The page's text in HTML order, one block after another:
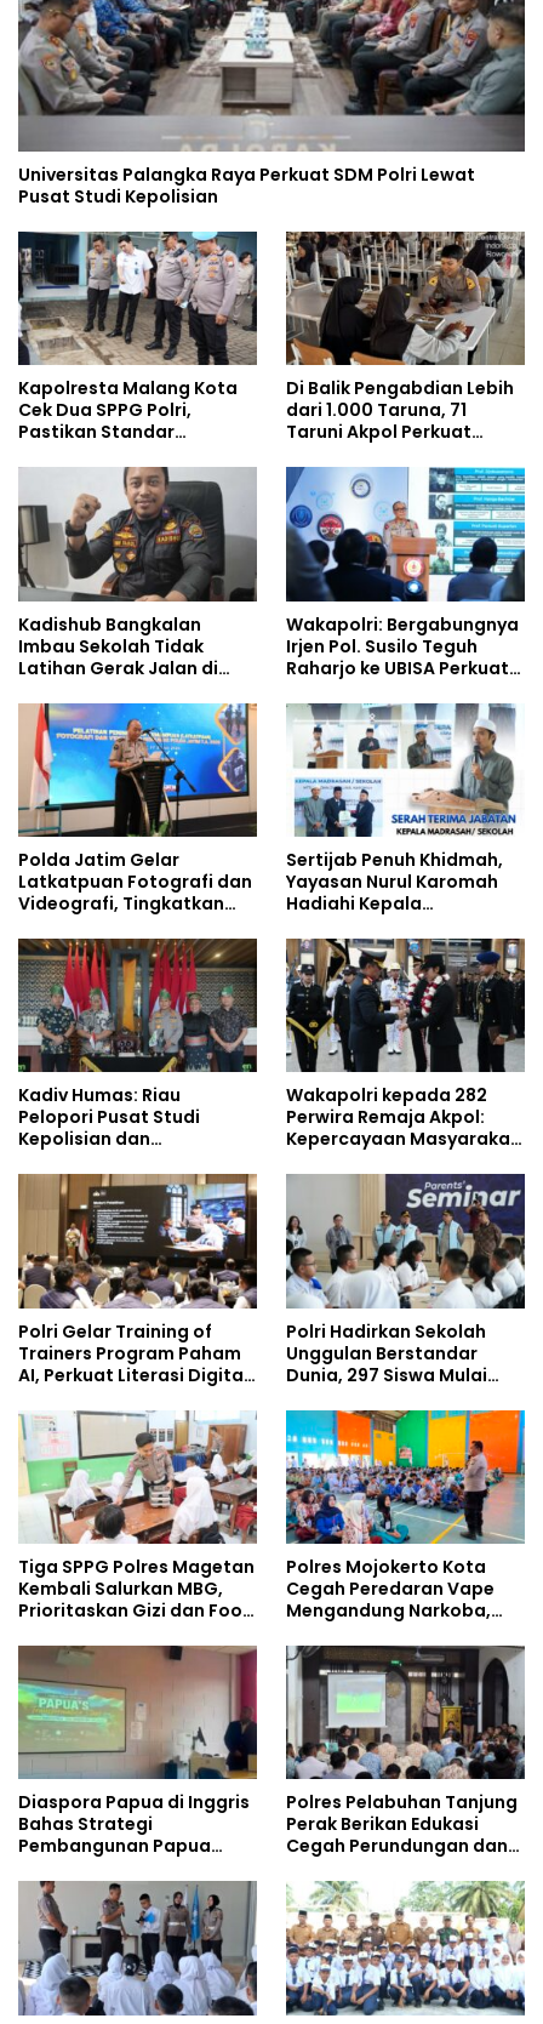
Universitas Palangka Raya Perkuat SDM Polri Lewat
Pusat Studi Kepolisian
Kapolresta Malang Kota
Cek Dua SPPG Polri,
Pastikan Standar
Pengelolaan Limbah
Berjalan Optimal
Di Balik Pengabdian Lebih
dari 1.000 Taruna, 71
Taruni Akpol Perkuat
Siswa Sekolah Rakyat
Kadishub Bangkalan
Imbau Sekolah Tidak
Latihan Gerak Jalan di
Wakapolri: Bergabungnya
Irjen Pol. Susilo Teguh
Raharjo ke UBISA Perkuat
Studi Kepolisian
Polda Jatim Gelar
Latkatpuan Fotografi dan
Videografi, Tingkatkan
Era Digital
Sertijab Penuh Khidmah,
Yayasan Nurul Karomah
Hadiahi Kepala
Umrah
Kadiv Humas: Riau
Pelopori Pusat Studi
Kepolisian dan
Policing Masuki Babak
Wakapolri kepada 282
Perwira Remaja Akpol:
Kepercayaan Masyarakat
Polri Gelar Training of
Trainers Program Paham
AI, Perkuat Literasi Digital
Polri Hadirkan Sekolah
Unggulan Berstandar
Dunia, 297 Siswa Mulai
Tiga SPPG Polres Magetan
Kembali Salurkan MBG,
Prioritaskan Gizi dan Food
Polres Mojokerto Kota
Cegah Peredaran Vape
Mengandung Narkoba,
Kalangan Remaja
Diaspora Papua di Inggris
Bahas Strategi
Pembangunan Papua
Doktoral Internasional
Polres Pelabuhan Tanjung
Perak Berikan Edukasi
Cegah Perundungan dan
kepada Pelajar MPLS